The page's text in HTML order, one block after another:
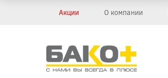
Акции О компании